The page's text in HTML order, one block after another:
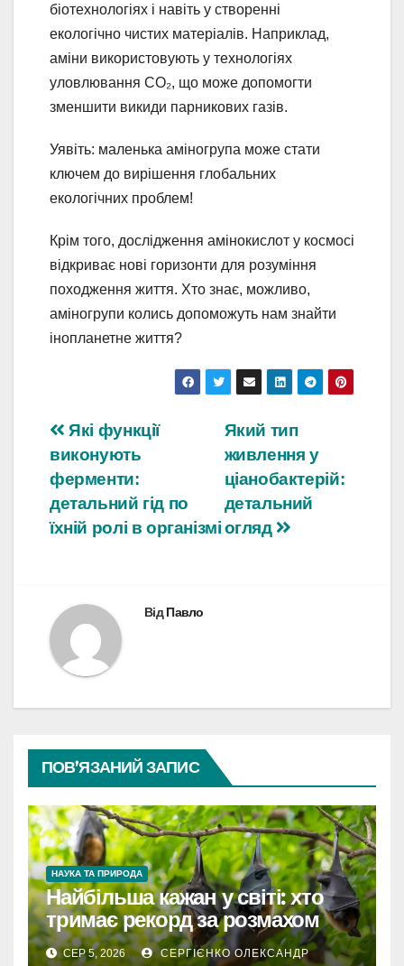
біотехнологіях і навіть у створенні
екологічно чистих матеріалів. Наприклад,
аміни використовують у технологіях
уловлювання CO₂, що може допомогти
зменшити викиди парникових газів.
Уявіть: маленька аміногрупа може стати
ключем до вирішення глобальних
екологічних проблем!
Крім того, дослідження амінокислот у космосі
відкриває нові горизонти для розуміння
походження життя. Хто знає, можливо,
аміногрупи колись допоможуть нам знайти
інопланетне життя?
Навігація
записів
Який тип
живлення у
ціанобактерій:
детальний
огляд
Які функції
виконують
ферменти:
детальний гід по
їхній ролі в організмі
ВідПавло
ПОВ’ЯЗАНИЙ ЗАПИС
НАУКА ТА ПРИРОДА
Найбільша кажан у світі: хто
тримає рекорд за розмахом
крил
СЕР 5, 2026 СЕРГІЄНКО ОЛЕКСАНДР